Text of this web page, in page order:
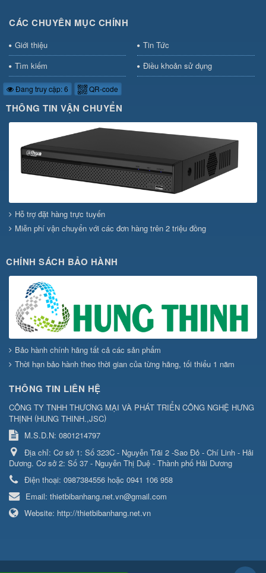
CÁC CHUYÊN MỤC CHÍNH
Giới thiệu
Tin Tức
Tìm kiếm
Điều khoản sử dụng
Đang truy cập: 6 QR-code
THÔNG TIN VẬN CHUYỂN
Hỗ trợ đặt hàng trực tuyến
Miễn phí vận chuyển với các đơn hàng trên 2 triệu đồng
CHÍNH SÁCH BẢO HÀNH
Bảo hành chính hãng tất cả các sản phẩm
Thời hạn bảo hành theo thời gian của từng hãng, tối thiểu 1 năm
THÔNG TIN LIÊN HỆ
CÔNG TY TNHH THƯƠNG MẠI VÀ PHÁT TRIỂN CÔNG NGHỆ HƯNG
THỊNH (HUNG THINH.,JSC)
M.S.D.N: 0801214797
Địa chỉ: Cơ sở 1: Số 323C - Nguyễn Trãi 2 -Sao Đỏ - Chí Linh - Hải
Dương. Cơ sở 2: Số 37 - Nguyễn Thị Duệ - Thành phố Hải Dương
Điện thoại: 0987384556 hoặc 0941 106 958
Email: thietbibanhang.net.vn@gmail.com
Website: http://thietbibanhang.net.vn